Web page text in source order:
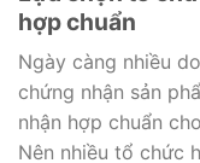
hợp chuẩn
Ngày càng nhiều
chứng nhận sản
nhận hợp chuẩn
Nên nhiều tổ chức